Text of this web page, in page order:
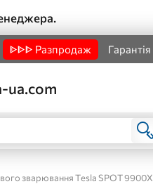
ᐈᐈᐈ Разпродаж Гарантія
ua.com
зварювання Tesla SPOT 9900X